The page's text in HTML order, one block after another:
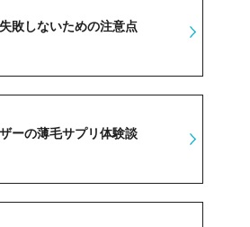
敗しないための注意点
ーの薄毛サプリ体験談